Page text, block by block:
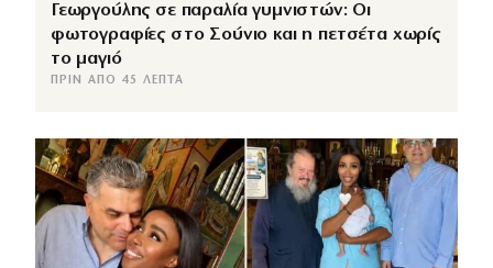
Γεωργούλης σε παραλία γυμνιστών: Οι
φωτογραφίες στο Σούνιο και η πετσέτα χωρίς
το μαγιό
ΠΡΙΝ ΑΠΌ 45 ΛΕΠΤΆ